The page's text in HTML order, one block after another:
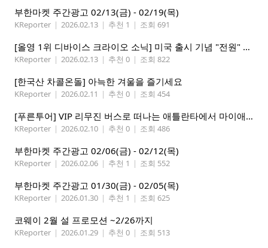
부한마켓 주간광고 02/13(금) - 02/19(목)
KReporter | 2026.02.13 | 추천 1 | 조회 691
[올영 1위 디바이스 크라이오 소닉] 미국 출시 기념 "전원" 증정 이벤트, 참여 부탁드립니다.
KReporter | 2026.02.13 | 추천 0 | 조회 822
[한국산 차콜온돌] 아늑한 겨울을 즐기세요
KReporter | 2026.02.11 | 추천 0 | 조회 454
[푸른투어] VIP 리무진 버스로 떠나는 애틀란타에서 마이애미까지
KReporter | 2026.02.10 | 추천 0 | 조회 486
부한마켓 주간광고 02/06(금) - 02/12(목)
KReporter | 2026.02.06 | 추천 1 | 조회 552
부한마켓 주간광고 01/30(금) - 02/05(목)
KReporter | 2026.01.30 | 추천 1 | 조회 625
코웨이 2월 설 프로모션 ~2/26까지
KReporter | 2026.01.29 | 추천 0 | 조회 513